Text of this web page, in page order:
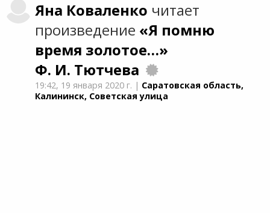
Яна Коваленко читает
произведение «Я помню
время золотое…»
Ф. И. Тютчева
19:42, 19 января 2020 г. | Саратовская область,
Калининск, Советская улица